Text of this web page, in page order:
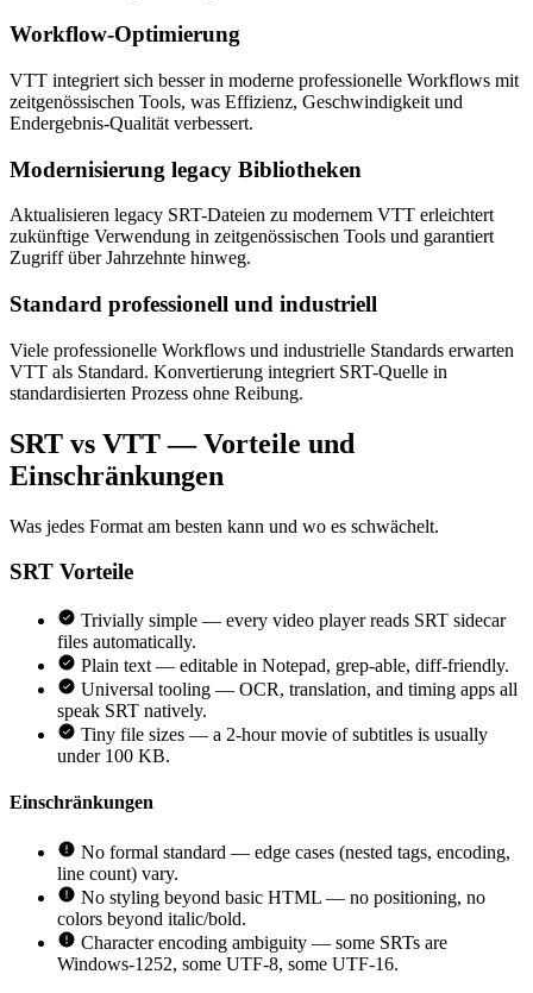
Workflow-Optimierung
VTT integriert sich besser in moderne professionelle Workflows mit
zeitgenössischen Tools, was Effizienz, Geschwindigkeit und
Endergebnis-Qualität verbessert.
Modernisierung legacy Bibliotheken
Aktualisieren legacy SRT-Dateien zu modernem VTT erleichtert
zukünftige Verwendung in zeitgenössischen Tools und garantiert
Zugriff über Jahrzehnte hinweg.
Standard professionell und industriell
Viele professionelle Workflows und industrielle Standards erwarten
VTT als Standard. Konvertierung integriert SRT-Quelle in
standardisierten Prozess ohne Reibung.
SRT vs VTT — Vorteile und
Einschränkungen
Was jedes Format am besten kann und wo es schwächelt.
SRT Vorteile
Trivially simple — every video player reads SRT sidecar
files automatically.
Plain text — editable in Notepad, grep-able, diff-friendly.
Universal tooling — OCR, translation, and timing apps all
speak SRT natively.
Tiny file sizes — a 2-hour movie of subtitles is usually
under 100 KB.
Einschränkungen
No formal standard — edge cases (nested tags, encoding,
line count) vary.
No styling beyond basic HTML — no positioning, no
colors beyond italic/bold.
Character encoding ambiguity — some SRTs are
Windows-1252, some UTF-8, some UTF-16.